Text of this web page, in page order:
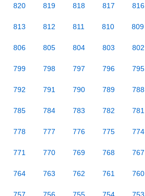
820 819 818 817 816
813 812 811 810 809
806 805 804 803 802
799 798 797 796 795
792 791 790 789 788
785 784 783 782 781
778 777 776 775 774
771 770 769 768 767
764 763 762 761 760